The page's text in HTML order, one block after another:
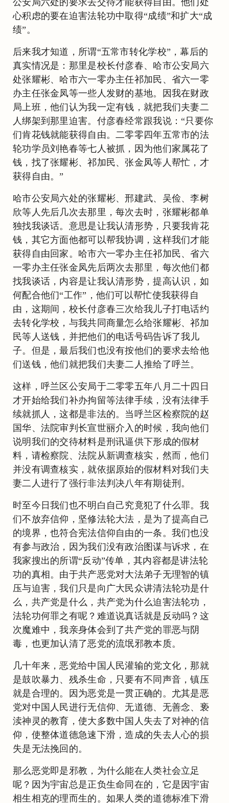
心积虑的要在迫害法轮功中取得“成绩”和扩大“成
绩”。
后来我才知道，所谓“五常市转化学校”，幕后的
真实情况是：那里是校长付彦春、哈市公安局六
处张耀彬、哈市六一零办主任祁加民、省六一零
办主任张金凤等一些人发财的基地。因我在财政
局上班，他们认为我一定有钱，就把我们夫妻二
人绑架到那里迫害。付彦春经常跟我说：“只要你
们肯花钱就能获得自由。二零零四年五常市的法
轮功学员刘艳春等七人被抓，因为他们家属花了
钱，找了张耀彬、祁加民、张金凤等人帮忙，才
获得自由。”
哈市公安局六处的张耀彬、邢建武、吴俭、李树
欣等人先后几次去那里，每次去时，张耀彬都单
独找我谈话。意思是让我认清形势，只要我肯花
钱，其它方面他都可以帮我协调，这样我们才能
获得自由回家。哈市六一零办主任祁加民、省六
一零办主任张金凤先后两次去那里，每次他们都
找我谈话，内容是让我认清形势，提高认识，如
何配合他们“工作”，他们可以帮忙使我获得自
由，这期间，校长付彦春三次给我儿子打电话约
去转化学校，与我共同商量怎么给张耀彬、祁加
民等人送钱，并把他们的电话号码告诉了我儿
子。但是，最后我们也没有按他们的要求去给他
们送钱，他们就把我们夫妻二人推给了呼兰。
这样，呼兰区公安局于二零零五年八月二十四日
才开始给我们补办拘留等法律手续，没有法律手
续就抓人，这都是非法的。当呼兰区检察院的赵
国华、法院审判长宣世丽介入的时候，我向他们
说明我们的交待材料是刑讯逼供下形成的假材
料，请检察院、法院从新调查核实，然而，他们
并没有调查核实，就依据原始的假材料对我们夫
妻二人进行了强行非法判决八年有期徒刑。
时至今日我们也不明白自己究竟犯了什么罪。我
们不放弃信仰，坚修法轮大法，是为了提高自己
的境界，也符合宪法信仰自由的一条。我们也没
有参与政治，因为我们没有政治图谋与诉求，在
我家搜出的所谓“反动”传单，其内容都是讲法轮
功的真相。由于共产恶党对大法弟子无理智的镇
压与迫害，我们只是向广大民众讲清法轮功是什
么，共产党是什么，共产党为什么迫害法轮功，
法轮功何罪之有呢？难道说真话就是反动吗？这
次魔难中，我亲身体会到了共产党的罪恶与阴
毒，也更加认清了恶党的流氓邪教本质。
几十年来，恶党给中国人民灌输的党文化，那就
是鼓吹暴力、残杀生命，只要有不同声音，镇压
就是合理的。因为恶党是一贯正确的。尤其是恶
党对中国人民进行无信仰、无道德、无善念、亵
渎神灵的教育，使大多数中国人失去了对神的信
仰，使整体道德急速下滑，造成的失去人心的损
失是无法挽回的。
那么恶党即是邪教，为什么能在人类社会立足
呢？因为宇宙总是正负生命同在的，它是因宇宙
相生相克的理而生的。如果人类的道德标准下滑